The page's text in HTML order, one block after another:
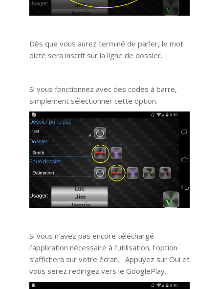
Dès que vous aurez terminé de parler, le mot
dicté sera inscrit sur la ligne de dossier.
Si vous fonctionnez avec des codes à barre,
simplement sélectionner cette option.
Si vous n’avez pas encore téléchargé
l’application nécessaire à l’utilisation, l’option
s’affichera sur votre écran. Appuyez sur Oui et
vous serez redirigez vers le GooglePlay.